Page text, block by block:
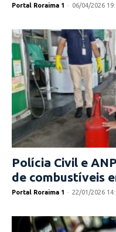
Portal Roraima 1 - 06/04/2026
Polícia Civil e
de combustíveis
Portal Roraima 1 - 22/01/2026